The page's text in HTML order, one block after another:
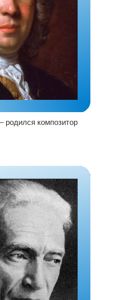
композитор